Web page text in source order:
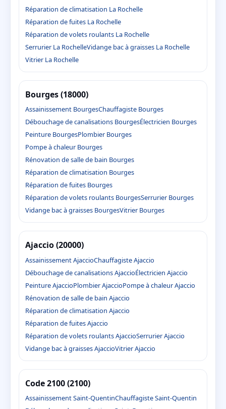
Réparation de climatisation La Rochelle
Réparation de fuites La Rochelle
Réparation de volets roulants La Rochelle
Serrurier La RochelleVidange bac à graisses La Rochelle
Vitrier La Rochelle
Bourges (18000)
Assainissement BourgesChauffagiste Bourges
Débouchage de canalisations BourgesÉlectricien Bourges
Peinture BourgesPlombier Bourges
Pompe à chaleur Bourges
Rénovation de salle de bain Bourges
Réparation de climatisation Bourges
Réparation de fuites Bourges
Réparation de volets roulants BourgesSerrurier Bourges
Vidange bac à graisses BourgesVitrier Bourges
Ajaccio (20000)
Assainissement AjaccioChauffagiste Ajaccio
Débouchage de canalisations AjaccioÉlectricien Ajaccio
Peinture AjaccioPlombier AjaccioPompe à chaleur Ajaccio
Rénovation de salle de bain Ajaccio
Réparation de climatisation Ajaccio
Réparation de fuites Ajaccio
Réparation de volets roulants AjaccioSerrurier Ajaccio
Vidange bac à graisses AjaccioVitrier Ajaccio
Code 2100 (2100)
Assainissement Saint-QuentinChauffagiste Saint-Quentin